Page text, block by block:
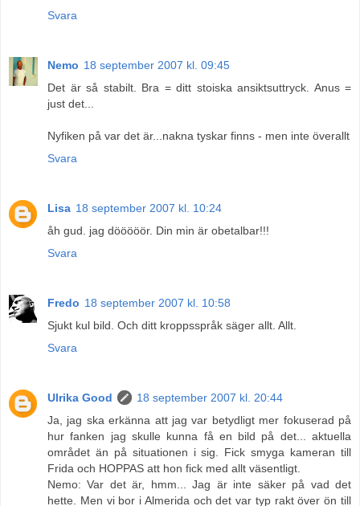
Svara
Nemo 18 september 2007 kl. 09:45
Det är så stabilt. Bra = ditt stoiska ansiktsuttryck. Anus =
just det...
Nyfiken på var det är...nakna tyskar finns - men inte överallt
Svara
Lisa 18 september 2007 kl. 10:24
åh gud. jag dööööör. Din min är obetalbar!!!
Svara
Fredo 18 september 2007 kl. 10:58
Sjukt kul bild. Och ditt kroppsspråk säger allt. Allt.
Svara
Ulrika Good
18 september 2007 kl. 20:44
Ja, jag ska erkänna att jag var betydligt mer fokuserad på
hur fanken jag skulle kunna få en bild på det... aktuella
området än på situationen i sig. Fick smyga kameran till
Frida och HOPPAS att hon fick med allt väsentligt.
Nemo: Var det är, hmm... Jag är inte säker på vad det
hette. Men vi bor i Almerida och det var typ rakt över ön till